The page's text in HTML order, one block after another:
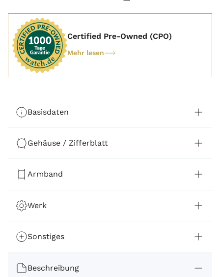
Certified Pre-Owned (CPO)
Mehr lesen
Basisdaten
Gehäuse / Zifferblatt
Armband
Werk
Sonstiges
Beschreibung